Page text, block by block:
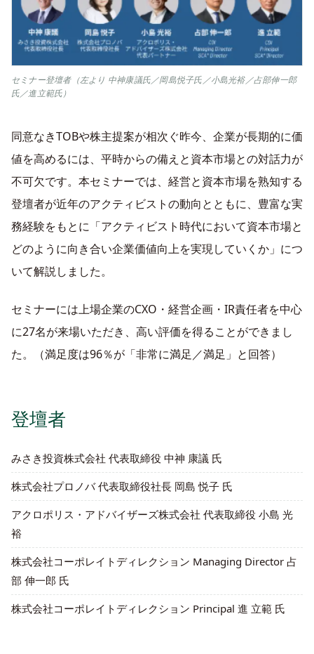
セミナー登壇者（左より 中神康議氏／岡島悦子氏／小島光裕／占部伸一郎
氏／進立範氏）
同意なきTOBや株主提案が相次ぐ昨今、企業が長期的に価
値を高めるには、平時からの備えと資本市場との対話力が
不可欠です。本セミナーでは、経営と資本市場を熟知する
登壇者が近年のアクティビストの動向とともに、豊富な実
務経験をもとに「アクティビスト時代において資本市場と
どのように向き合い企業価値向上を実現していくか」につ
いて解説しました。
セミナーには上場企業のCXO・経営企画・IR責任者を中心
に27名が来場いただき、高い評価を得ることができまし
た。（満足度は96％が「非常に満足／満足」と回答）
登壇者
みさき投資株式会社 代表取締役 中神 康議 氏
株式会社プロノバ 代表取締役社長 岡島 悦子 氏
アクロポリス・アドバイザーズ株式会社 代表取締役 小島 光
裕
株式会社コーポレイトディレクション Managing Director 占
部 伸一郎 氏
株式会社コーポレイトディレクション Principal 進 立範 氏